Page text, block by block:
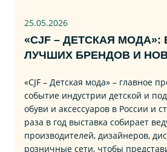
25.05.2026
«CJF – ДЕТСКАЯ МОДА»:
ЛУЧШИХ БРЕНДОВ И
«CJF – Детская мода» – главное
событие индустрии детской и
обуви и аксессуаров в России и
раза в год выставка собирает
производителей, дизайнеров,
розничные сети, чтобы